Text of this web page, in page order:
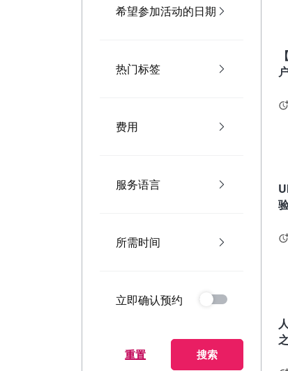
希望参加活动的日期
热门标签
费用
服务语言
所需时间
立即确认预约
重置 搜索